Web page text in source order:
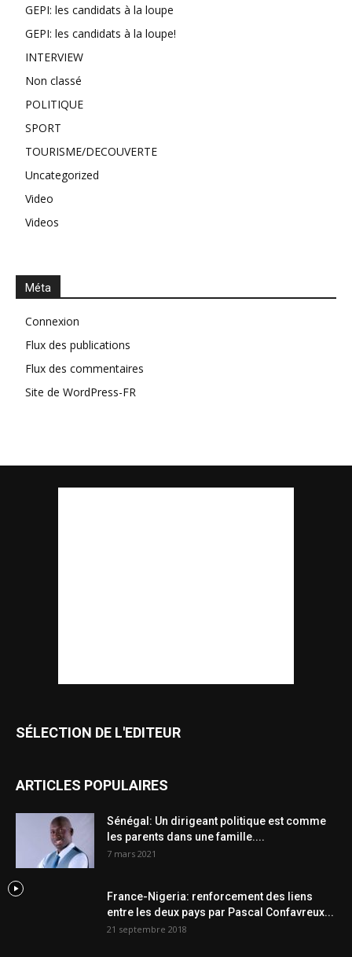
GEPI: les candidats à la loupe
GEPI: les candidats à la loupe!
INTERVIEW
Non classé
POLITIQUE
SPORT
TOURISME/DECOUVERTE
Uncategorized
Video
Videos
Méta
Connexion
Flux des publications
Flux des commentaires
Site de WordPress-FR
SÉLECTION DE L'EDITEUR
ARTICLES POPULAIRES
Sénégal: Un dirigeant politique est comme
les parents dans une famille....
7 mars 2021
France-Nigeria: renforcement des liens
entre les deux pays par Pascal Confavreux...
21 septembre 2018